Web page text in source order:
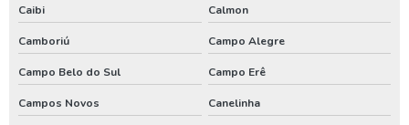
Poço artesiano para irrigação
Poço artesiano perfuração
Poço artesiano preço por metro
Poço artesiano quanto custa
Caibi Calmon
Camboriú Campo Alegre
Campo Belo do Sul Campo Erê
Campos Novos Canelinha